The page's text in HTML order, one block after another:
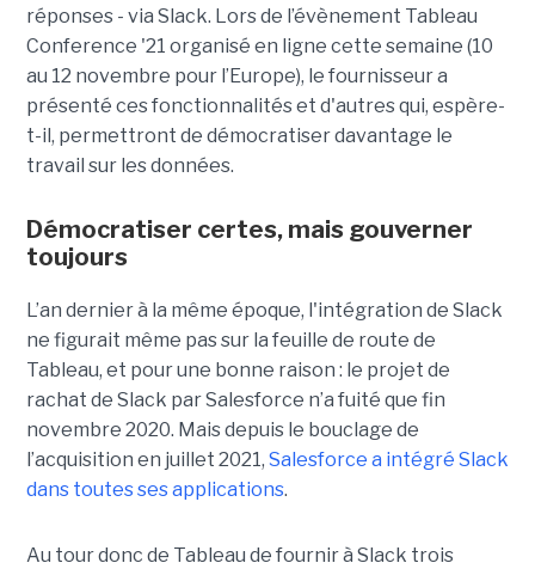
réponses - via Slack. Lors de l’évènement Tableau
Conference '21 organisé en ligne cette semaine (10
au 12 novembre pour l’Europe), le fournisseur a
présenté ces fonctionnalités et d'autres qui, espère-
t-il, permettront de démocratiser davantage le
travail sur les données.
Démocratiser certes, mais gouverner
toujours
L’an dernier à la même époque, l'intégration de Slack
ne figurait même pas sur la feuille de route de
Tableau, et pour une bonne raison : le projet de
rachat de Slack par Salesforce n’a fuité que fin
novembre 2020. Mais depuis le bouclage de
l’acquisition en juillet 2021, Salesforce a intégré Slack
dans toutes ses applications.
Au tour donc de Tableau de fournir à Slack trois